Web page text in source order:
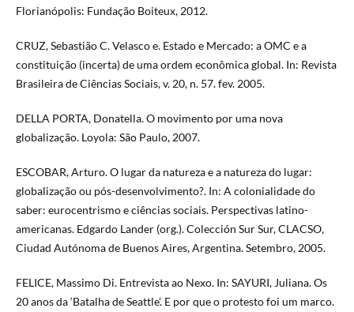
Florianópolis: Fundação Boiteux, 2012.
CRUZ, Sebastião C. Velasco e. Estado e Mercado: a OMC e a
constituição (incerta) de uma ordem econômica global. In: Revista
Brasileira de Ciências Sociais, v. 20, n. 57. fev. 2005.
DELLA PORTA, Donatella. O movimento por uma nova
globalização. Loyola: São Paulo, 2007.
ESCOBAR, Arturo. O lugar da natureza e a natureza do lugar:
globalização ou pós-desenvolvimento?. In: A colonialidade do
saber: eurocentrismo e ciências sociais. Perspectivas latino-
americanas. Edgardo Lander (org.). Colección Sur Sur, CLACSO,
Ciudad Autónoma de Buenos Aires, Argentina. Setembro, 2005.
FELICE, Massimo Di. Entrevista ao Nexo. In: SAYURI, Juliana. Os
20 anos da ‘Batalha de Seattle’. E por que o protesto foi um marco.